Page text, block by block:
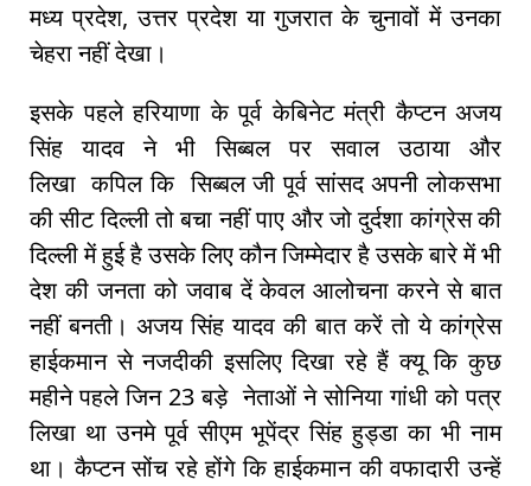
मध्य प्रदेश, उत्तर प्रदेश या गुजरात के चुनावों में उनका
चेहरा नहीं देखा।
इसके पहले हरियाणा के पूर्व केबिनेट मंत्री कैप्टन अजय
सिंह यादव ने भी सिब्बल पर सवाल उठाया और
लिखा कपिल कि सिब्बल जी पूर्व सांसद अपनी लोकसभा
की सीट दिल्ली तो बचा नहीं पाए और जो दुर्दशा कांग्रेस की
दिल्ली में हुई है उसके लिए कौन जिम्मेदार है उसके बारे में भी
देश की जनता को जवाब दें केवल आलोचना करने से बात
नहीं बनती। अजय सिंह यादव की बात करें तो ये कांग्रेस
हाईकमान से नजदीकी इसलिए दिखा रहे हैं क्यू कि कुछ
महीने पहले जिन 23 बड़े नेताओं ने सोनिया गांधी को पत्र
लिखा था उनमे पूर्व सीएम भूपेंद्र सिंह हुड्डा का भी नाम
था। कैप्टन सोंच रहे होंगे कि हाईकमान की वफादारी उन्हें